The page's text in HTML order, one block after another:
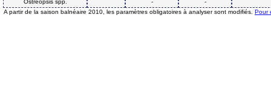
Ostreopsis spp.
-
-
A partir de la saison balnéaire 2010, les paramètres obligatoires à analyser sont modifiés. Pour